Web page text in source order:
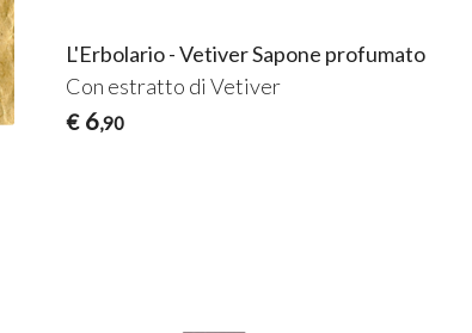
L'Erbolario - Vetiver Sapone profumato
Con estratto di Vetiver
€ 6,90